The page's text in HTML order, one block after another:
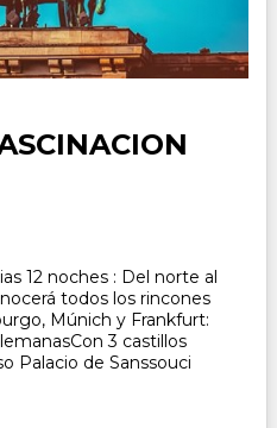
12 noches : Del norte al
todos los rincones
Múnich y Frankfurt:
3 castillos
Palacio de Sanssouci